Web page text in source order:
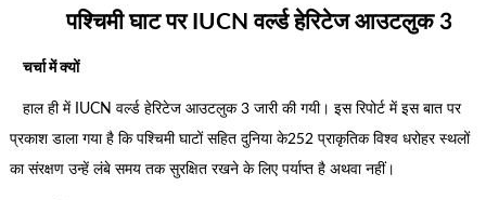
पश्चिमी घाट पर IUCN वर्ल्ड हेरिटेज आउटलुक 3
चर्चा में क्यों
हाल ही में IUCN वर्ल्ड हेरिटेज आउटलुक 3 जारी की गयी। इस रिपोर्ट में इस बात पर
प्रकाश डाला गया है कि पश्चिमी घाटों सहित दुनिया के252 प्राकृतिक विश्व धरोहर स्थलों
का संरक्षण उन्हें लंबे समय तक सुरक्षित रखने के लिए पर्याप्त है अथवा नहीं।